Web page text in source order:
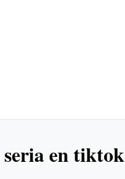
seria en tiktok